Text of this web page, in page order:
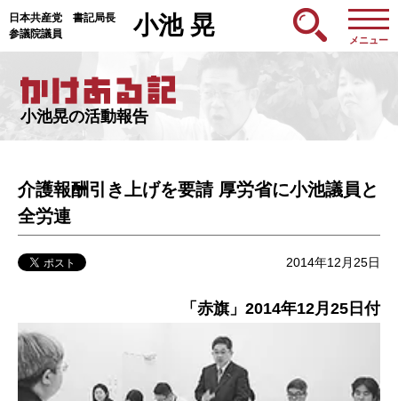
日本共産党 書記局長
参議院議員
小池 晃
メニュー
小池晃の活動報告
介護報酬引き上げを要請 厚労省に小池議員と
全労連
2014年12月25日
「赤旗」2014年12月25日付